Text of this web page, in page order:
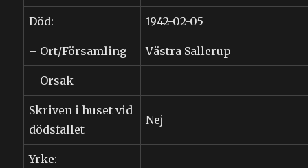
Död: 1942-02-05
– Ort/Församling Västra Sallerup
– Orsak
Skriven i huset vid
dödsfallet
Nej
Yrke: